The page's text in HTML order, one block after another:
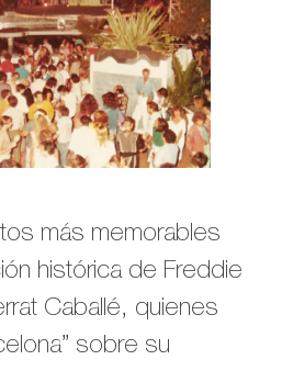
más memorables
histórica de Freddie
Caballé, quienes
sobre su